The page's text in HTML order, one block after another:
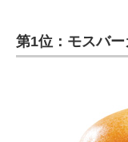
第1位：モスバー